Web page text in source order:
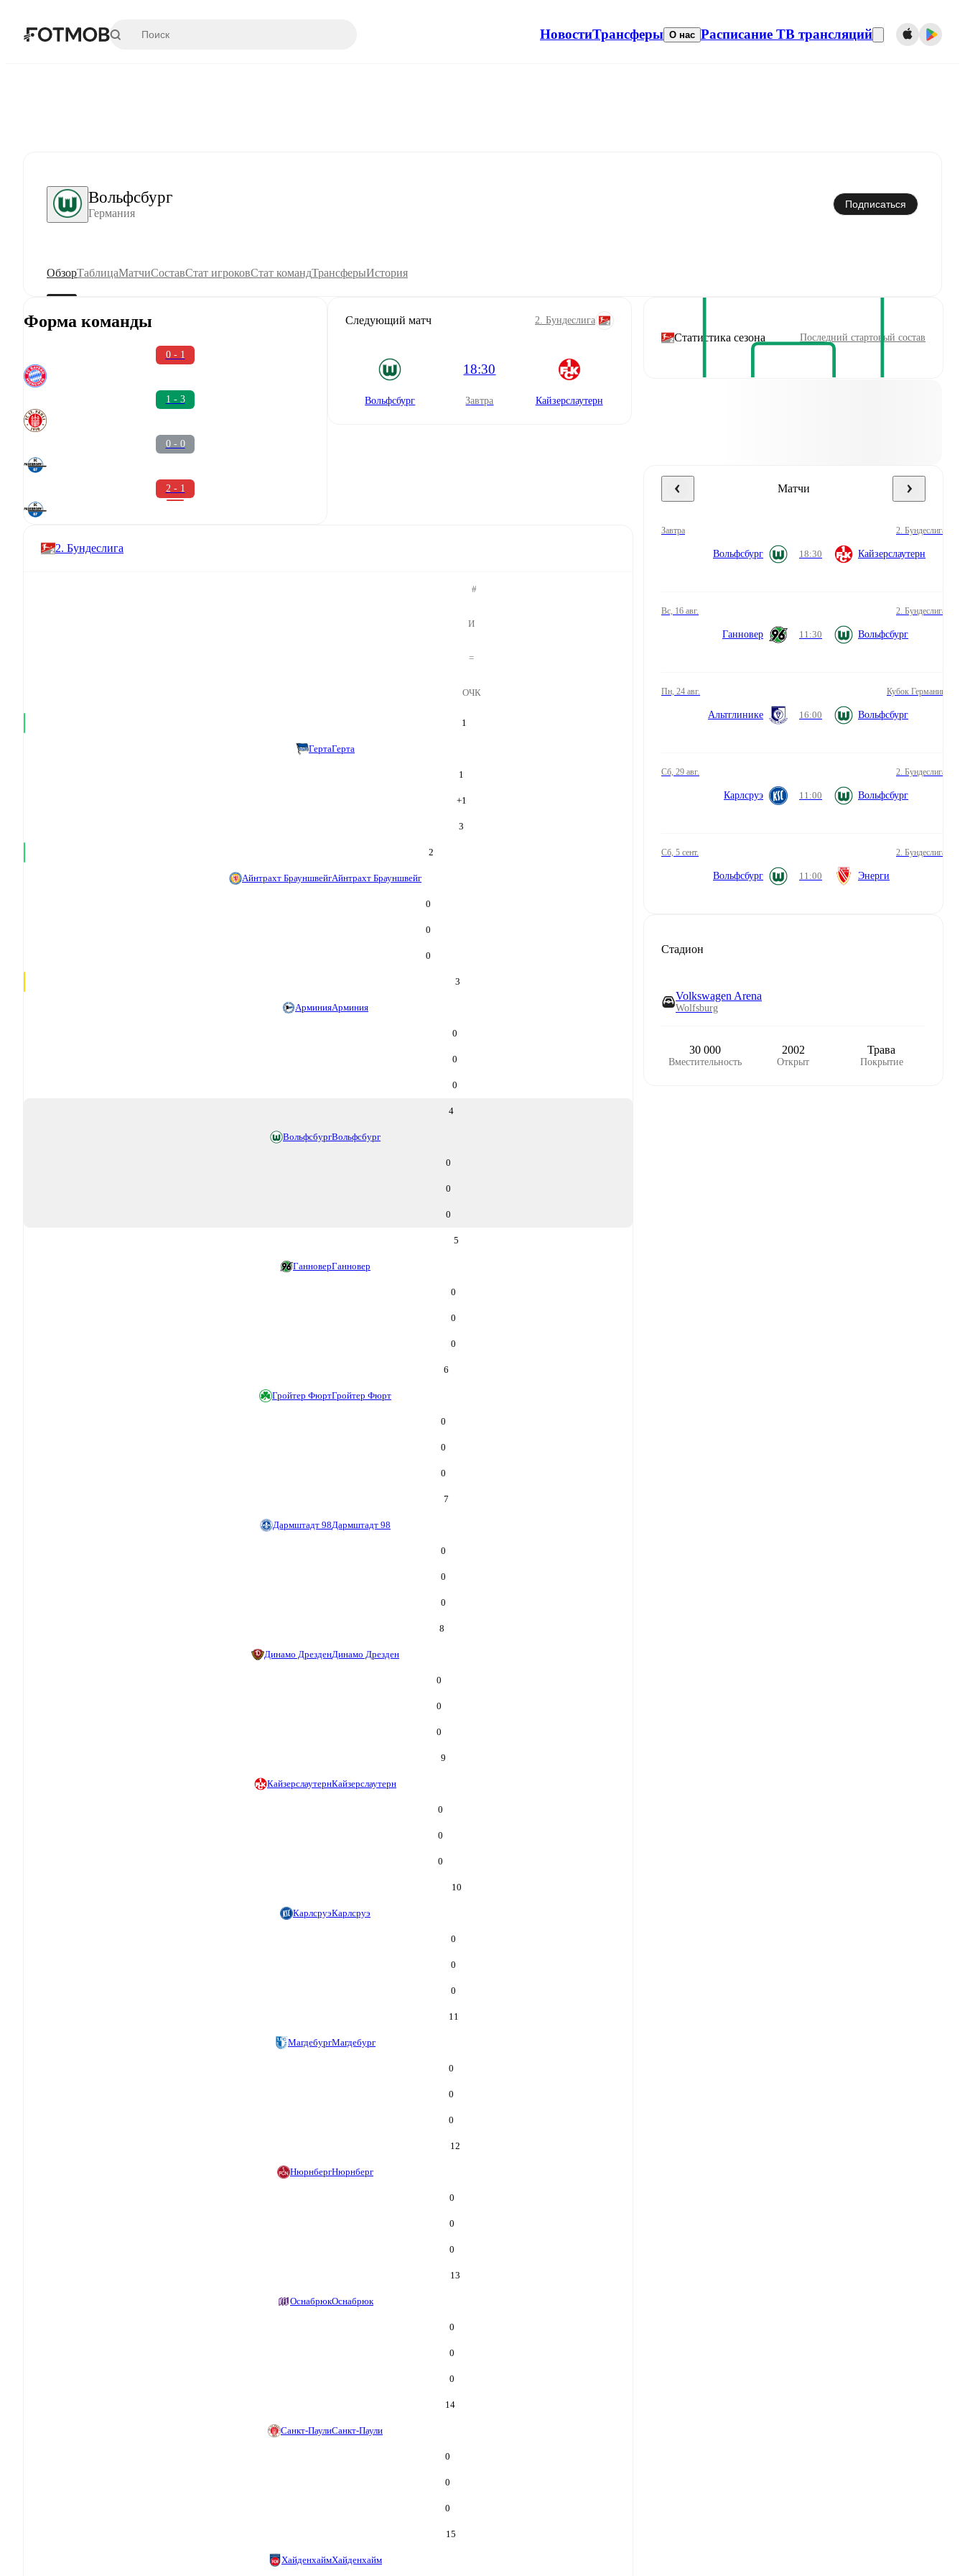
НовостиТрансферы О нас Расписание ТВ трансляций
Вольфсбург
Германия
Подписаться
ОбзорТаблицаМатчиСоставСтат игроковСтат командТрансферыИстория
Форма команды
0 - 1
1 - 3
0 - 0
2 - 1
Следующий матч 2. Бундеслига
Вольфсбург
18:30
завтра Кайзерслаутерн
2. Бундеслига
#
И
=
ОЧК
1
ГертаГерта
1
+1
3
2
Айнтрахт БрауншвейгАйнтрахт Брауншвейг
0
0
0
3
АрминияАрминия
0
0
0
4
ВольфсбургВольфсбург
0
0
0
5
ГанноверГанновер
0
0
0
6
Гройтер ФюртГройтер Фюрт
0
0
0
7
Дармштадт 98Дармштадт 98
0
0
0
8
Динамо ДрезденДинамо Дрезден
0
0
0
9
КайзерслаутернКайзерслаутерн
0
0
0
10
КарлсруэКарлсруэ
0
0
0
11
МагдебургМагдебург
0
0
0
12
НюрнбергНюрнберг
0
0
0
13
ОснабрюкОснабрюк
0
0
0
14
Санкт-ПаулиСанкт-Паули
0
0
0
15
ХайденхаймХайденхайм
Статистика сезона Последний стартовый состав
Матчи
завтра 2. Бундеслига
Вольфсбург 18:30 Кайзерслаутерн
вс, 16 авг. 2. Бундеслига
Ганновер 11:30 Вольфсбург
пн, 24 авг. Кубок Германии
Альтглинике 16:00 Вольфсбург
сб, 29 авг. 2. Бундеслига
Карлсруэ 11:00 Вольфсбург
сб, 5 сент. 2. Бундеслига
Вольфсбург 11:00 Энерги
Стадион
Volkswagen Arena
Wolfsburg
30 000
Вместительность
2002
Открыт
Трава
Покрытие